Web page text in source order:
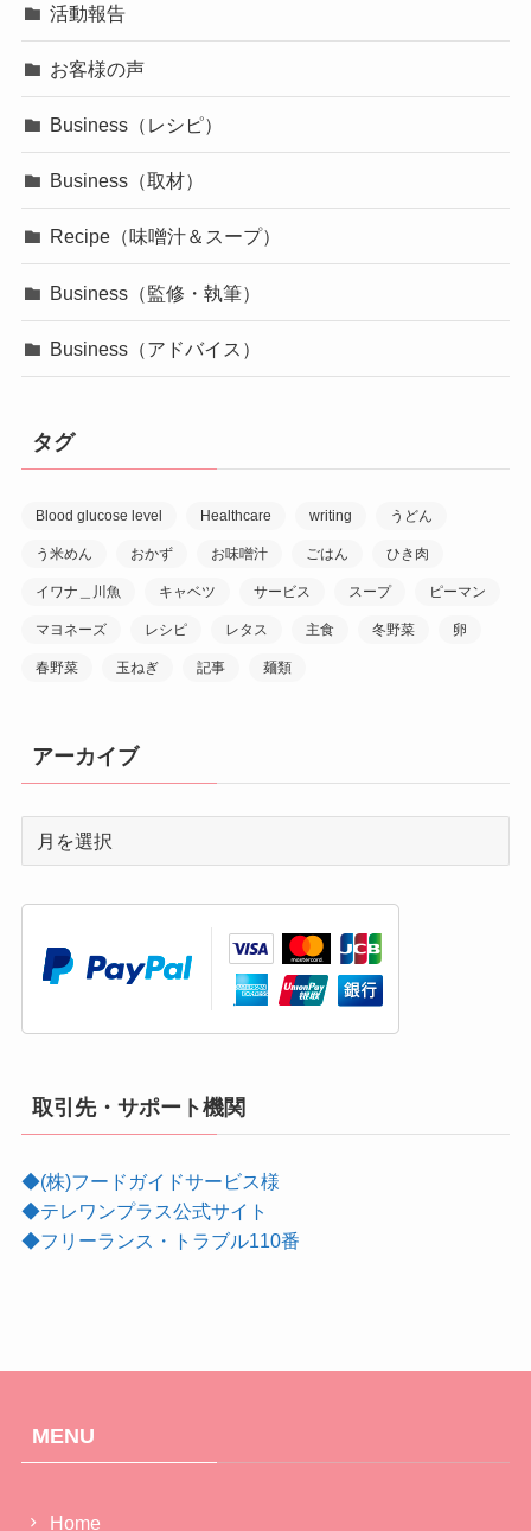
活動報告
お客様の声
Business（レシピ）
Business（取材）
Recipe（味噌汁＆スープ）
Business（監修・執筆）
Business（アドバイス）
タグ
Blood glucose level Healthcare writing うどん
う米めん おかず お味噌汁 ごはん ひき肉
イワナ＿川魚 キャベツ サービス スープ ピーマン
マヨネーズ レシピ レタス 主食 冬野菜 卵
春野菜 玉ねぎ 記事 麺類
アーカイブ
取引先・サポート機関
◆(株)フードガイドサービス様
◆テレワンプラス公式サイト
◆フリーランス・トラブル110番
MENU
Home